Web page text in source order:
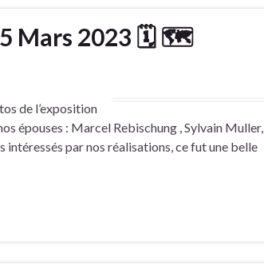
5 Mars 2023 🗓 🗺
de l’exposition
épouses : Marcel Rebischung , Sylvain Muller,
par nos réalisations, ce fut une belle